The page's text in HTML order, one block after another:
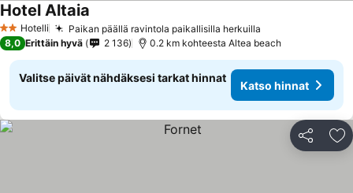
2 Tähtiluokitus
Hotelli Paikan päällä ravintola paikallisilla herkuilla
Hotel Altaia
8,0 Erittäin hyvä 2 136 0.2 km kohteesta Altea beach
Valitse päivät nähdäksesi tarkat hinnat
Katso hinnat
Jaa